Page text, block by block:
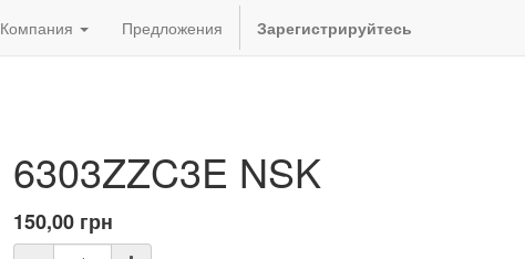
Компания Предложения Зарегистрируйтесь
6303ZZC3E NSK
150,00 грн